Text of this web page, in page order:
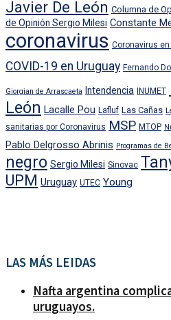
Javier De León Columna de
de Opinión Sergio Milesi Constante
coronavirus Coronavirus
COVID-19 en Uruguay Fernando
Giorgian de Arrascaeta Intendencia INUMET
León Lacalle Pou Lafluf Las Cañas
sanitarias por Coronavirus MSP MTOP
Pablo Delgrosso Abrinis Programas de
negro Sergio Milesi Sinovac
UPM Uruguay UTEC Young
LAS MÁS LEIDAS
Nafta argentina
uruguayos.